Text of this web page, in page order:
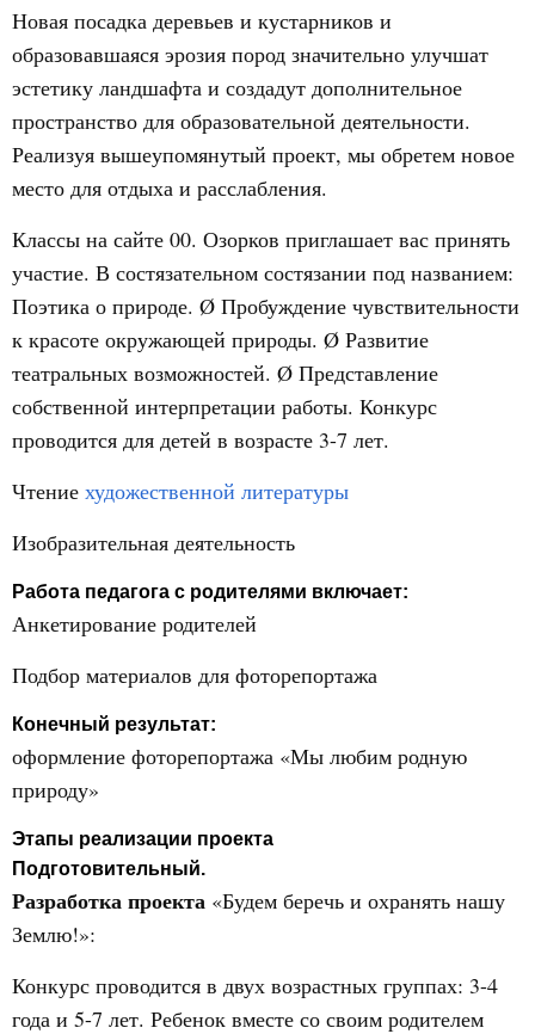
Новая посадка деревьев и кустарников и
образовавшаяся эрозия пород значительно улучшат
эстетику ландшафта и создадут дополнительное
пространство для образовательной деятельности.
Реализуя вышеупомянутый проект, мы обретем новое
место для отдыха и расслабления.
Классы на сайте 00. Озорков приглашает вас принять
участие. В состязательном состязании под названием:
Поэтика о природе. Ø Пробуждение чувствительности
к красоте окружающей природы. Ø Развитие
театральных возможностей. Ø Представление
собственной интерпретации работы. Конкурс
проводится для детей в возрасте 3-7 лет.
Чтение художественной литературы
Изобразительная деятельность
Работа педагога с родителями включает:
Анкетирование родителей
Подбор материалов для фоторепортажа
Конечный результат:
оформление фоторепортажа «Мы любим родную
природу»
Этапы реализации проекта
Подготовительный.
Разработка проекта «Будем беречь и охранять нашу
Землю!»:
Конкурс проводится в двух возрастных группах: 3-4
года и 5-7 лет. Ребенок вместе со своим родителем